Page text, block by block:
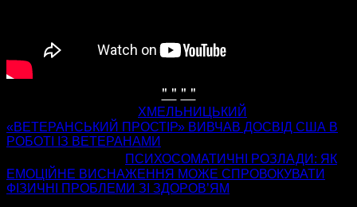
" " " "
ХМЕЛЬНИЦЬКИЙ
«ВЕТЕРАНСЬКИЙ ПРОСТІР» ВИВЧАВ ДОСВІД США В
РОБОТІ ІЗ ВЕТЕРАНАМИ
ПСИХОСОМАТИЧНІ РОЗЛАДИ: ЯК
ЕМОЦІЙНЕ ВИСНАЖЕННЯ МОЖЕ СПРОВОКУВАТИ
ФІЗИЧНІ ПРОБЛЕМИ ЗІ ЗДОРОВ’ЯМ